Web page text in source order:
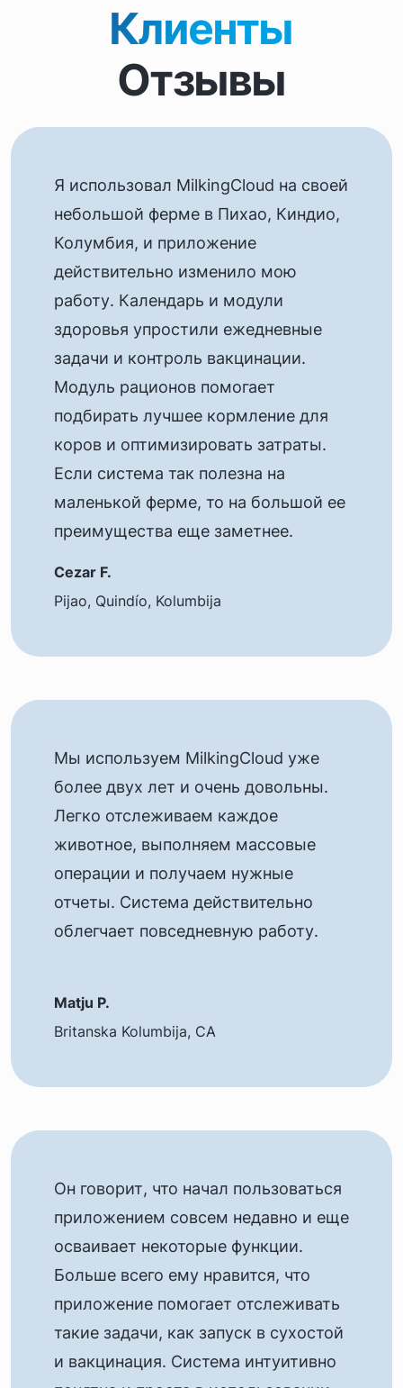
Клиенты
Отзывы
Я использовал MilkingCloud на своей
небольшой ферме в Пихао, Киндио,
Колумбия, и приложение
действительно изменило мою
работу. Календарь и модули
здоровья упростили ежедневные
задачи и контроль вакцинации.
Модуль рационов помогает
подбирать лучшее кормление для
коров и оптимизировать затраты.
Если система так полезна на
маленькой ферме, то на большой ее
преимущества еще заметнее.
Cezar F.
Pijao, Quindío, Kolumbija
Мы используем MilkingCloud уже
более двух лет и очень довольны.
Легко отслеживаем каждое
животное, выполняем массовые
операции и получаем нужные
отчеты. Система действительно
облегчает повседневную работу.
Matju P.
Britanska Kolumbija, CA
Он говорит, что начал пользоваться
приложением совсем недавно и еще
осваивает некоторые функции.
Больше всего ему нравится, что
приложение помогает отслеживать
такие задачи, как запуск в сухостой
и вакцинация. Система интуитивно